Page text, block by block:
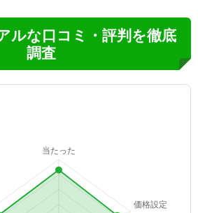
ルな口コミ・評判を徹底
調査